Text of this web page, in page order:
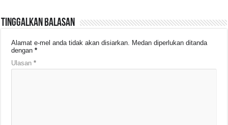
Tinggalkan Balasan
Alamat e-mel anda tidak akan disiarkan. Medan diperlukan ditanda
dengan*
Ulasan*